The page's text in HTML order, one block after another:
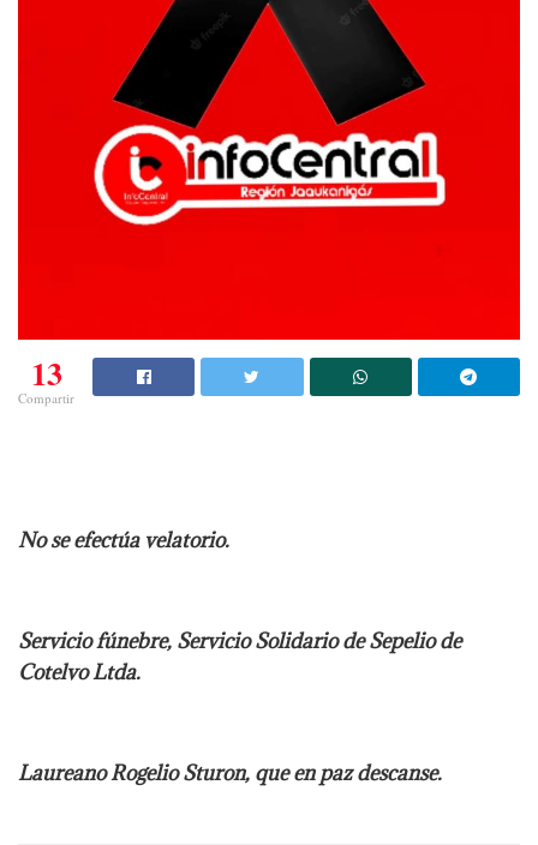
13
Compartir
No se efectúa velatorio.
Servicio fúnebre, Servicio Solidario de Sepelio de
Cotelvo Ltda.
Laureano Rogelio Sturon, que en paz descanse.